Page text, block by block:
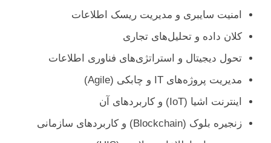
امنیت سایبری و مدیریت ریسک اطلاعات
کلان داده و تحلیل‌های تجاری
تحول دیجیتال و استراتژی‌های فناوری اطلاعات
مدیریت پروژه‌های IT و چابکی (Agile)
اینترنت اشیا (IoT) و کاربردهای آن
زنجیره بلوک (Blockchain) و کاربردهای سازمانی